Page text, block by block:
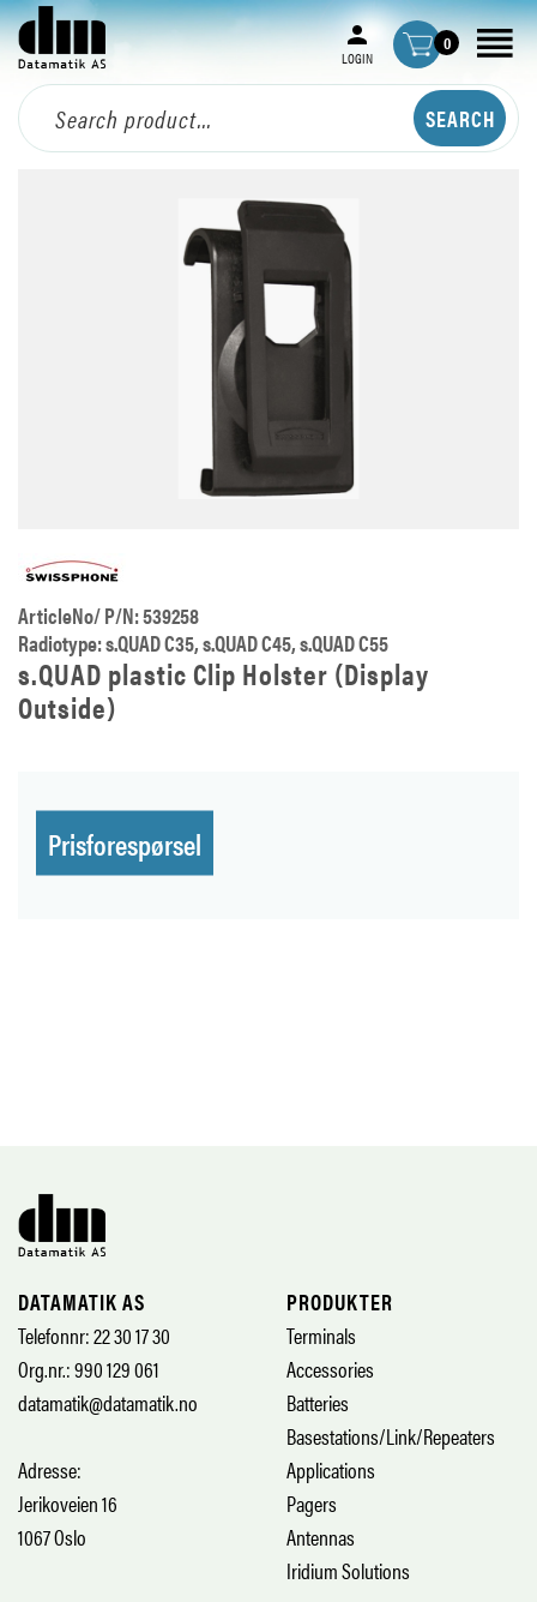
LOGIN
0
ArticleNo/ P/N: 539258
Radiotype: s.QUAD C35, s.QUAD C45, s.QUAD C55
s.QUAD plastic Clip Holster (Display
Outside)
Prisforespørsel
DATAMATIK AS
Telefonnr: 22 30 17 30
Org.nr.: 990 129 061
datamatik@datamatik.no
Adresse:
Jerikoveien 16
1067 Oslo
PRODUKTER
Terminals
Accessories
Batteries
Basestations/Link/Repeaters
Applications
Pagers
Antennas
Iridium Solutions